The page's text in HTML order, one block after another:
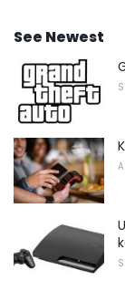
See Newest